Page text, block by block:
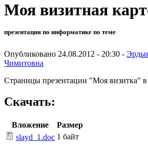
Моя визитная
презентация по информатике по теме
Опубликовано 24.08.2012 - 20:30 -
Чимитовна
Страницы презентации "Моя визитка"
Скачать:
Вложение
Размер
slayd_1.doc 1 байт